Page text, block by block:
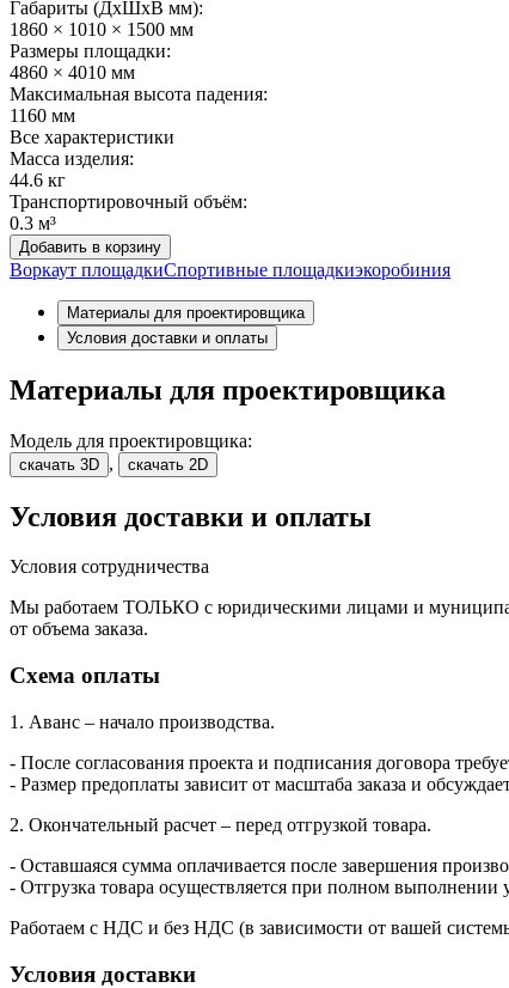
Габариты (ДхШxВ мм):
1860 × 1010 × 1500 мм
Размеры площадки:
4860 × 4010 мм
Максимальная высота падения:
1160 мм
Все характеристики
Масса изделия:
44.6 кг
Транспортировочный объём:
0.3 м³
Добавить в корзину
Воркаут площадкиСпортивные площадкиэкоробиния
Материалы для проектировщика
Условия доставки и оплаты
Материалы для проектировщика
Модель для проектировщика:
скачать 3D , скачать 2D
Условия доставки и оплаты
Условия сотрудничества
Мы работаем ТОЛЬКО с юридическими лицами и
от объема заказа.
Схема оплаты
1. Аванс – начало производства.
- После согласования проекта и подписания договора
- Размер предоплаты зависит от масштаба заказа и
2. Окончательный расчет – перед отгрузкой товара.
- Оставшаяся сумма оплачивается после завершения
- Отгрузка товара осуществляется при полном выполнении
Работаем с НДС и без НДС (в зависимости от вашей
Условия доставки